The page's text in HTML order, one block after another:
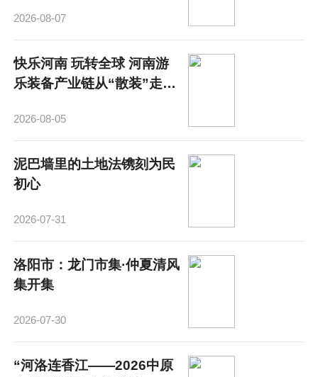
2026-08-07
快乐河南 玩转全球 河南游
乐装备产业链从“散装”走
2026-08-05
泥巴墙里的土地法镌刻为民
初心
2026-07-31
洛阳市：龙门市集·仲夏清风
集开集
2026-07-30
“河洛连香江——2026中原